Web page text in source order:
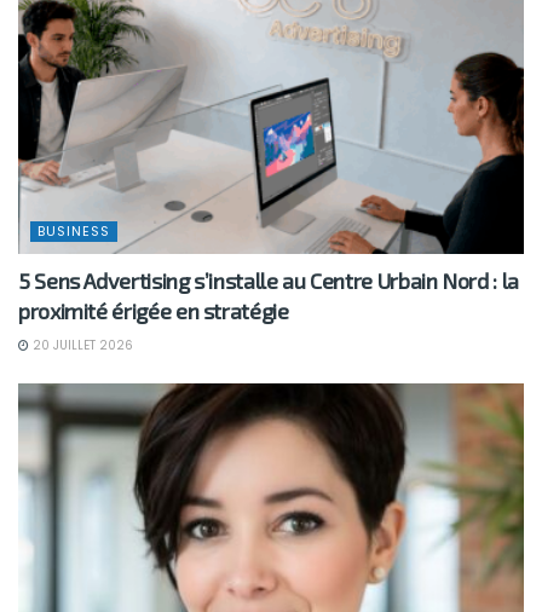
BUSINESS
5 Sens Advertising s’installe au Centre Urbain Nord : la
proximité érigée en stratégie
20 JUILLET 2026